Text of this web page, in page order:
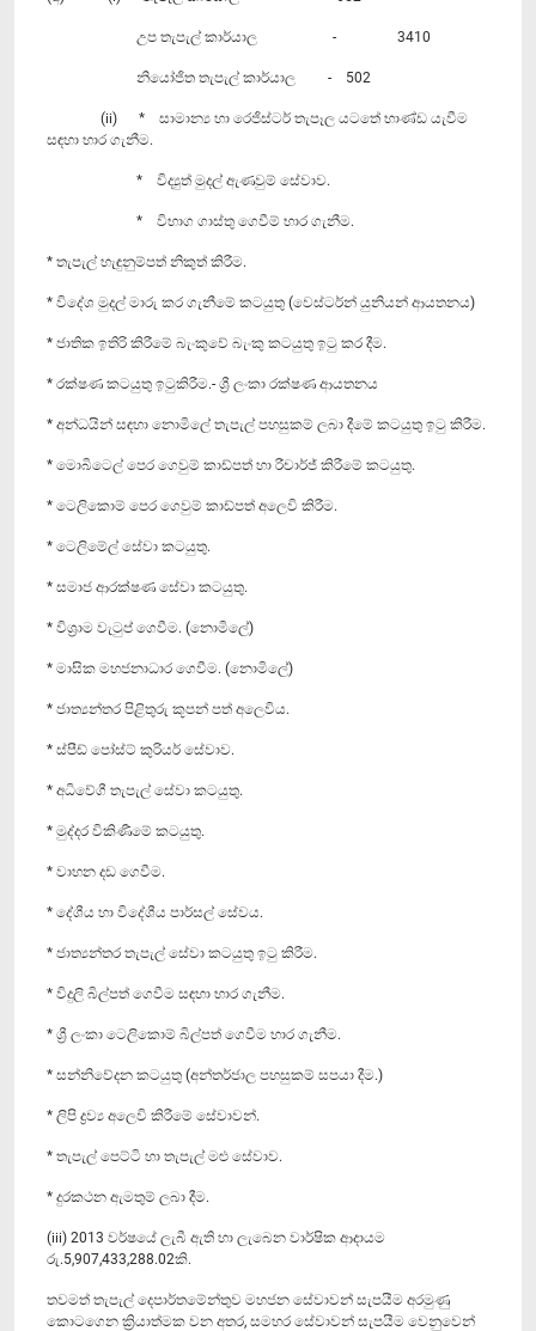
උප තැපැල් කාර්යාල - 3410
නියෝජිත තැපැල් කාර්යාල - 502
(ii) * සාමාන්‍ය හා රෙජිස්ටර් තැපෑල යටතේ භාණ්ඩ යැවීම
සඳහා භාර ගැනීම.
* විද්‍යුත් මුදල් ඇණවුම් සේවාව.
* විභාග ගාස්තු ගෙවීම් භාර ගැනීම.
* තැපැල් හැඳුනුම්පත් නිකුත් කිරීම.
* විදේශ මුදල් මාරු කර ගැනීමේ කටයුතු (වෙස්ටර්න් යුනියන් ආයතනය)
* ජාතික ඉතිරි කිරීමේ බැංකුවේ බැංකු කටයුතු ඉටු කර දීම.
* රක්ෂණ කටයුතු ඉටුකිරීම.- ශ්‍රී ලංකා රක්ෂණ ආයතනය
* අන්ධයින් සඳහා නොමිලේ තැපැල් පහසුකම් ලබා දීමේ කටයුතු ඉටු කිරීම.
* මොබිටෙල් පෙර ගෙවුම් කාඩ්පත් හා රීචාර්ජ් කිරීමේ කටයුතු.
* ටෙලිකොම් පෙර ගෙවුම් කාඩ්පත් අලෙවි කිරීම.
* ටෙලිමේල් සේවා කටයුතු.
* සමාජ ආරක්ෂණ සේවා කටයුතු.
* විශ්‍රාම වැටුප් ගෙවීම. (නොමිලේ)
* මාසික මහජනාධාර ගෙවීම. (නොමිලේ)
* ජාත්‍යන්තර පිළිතුරු කූපන් පත් අලෙවිය.
* ස්පීඩ් පෝස්ට් කුරියර් සේවාව.
* අධිවේගී තැපැල් සේවා කටයුතු.
* මුද්දර විකිණීමේ කටයුතු.
* වාහන දඩ ගෙවීම.
* දේශීය හා විදේශීය පාර්සල් සේවය.
* ජාත්‍යන්තර තැපැල් සේවා කටයුතු ඉටු කිරීම.
* විදුලි බිල්පත් ගෙවීම සඳහා භාර ගැනීම.
* ශ්‍රී ලංකා ටෙලිකොම් බිල්පත් ගෙවීම භාර ගැනීම.
* සන්නිවේදන කටයුතු (අන්තර්ජාල පහසුකම් සපයා දීම.)
* ලිපි ද්‍රව්‍ය අලෙවි කිරීමේ සේවාවන්.
* තැපැල් පෙට්ටි හා තැපැල් මළු සේවාව.
* දුරකථන ඇමතුම් ලබා දීම.
(iii) 2013 වර්ෂයේ ලැබී ඇති හා ලැබෙන වාර්ෂික ආදායම
රු.5,907,433,288.02කි.
තවමත් තැපැල් දෙපාර්තමේන්තුව මහජන සේවාවන් සැපයීම අරමුණු
කොටගෙන ක්‍රියාත්මක වන අතර, සමහර සේවාවන් සැපයීම වෙනුවෙන්